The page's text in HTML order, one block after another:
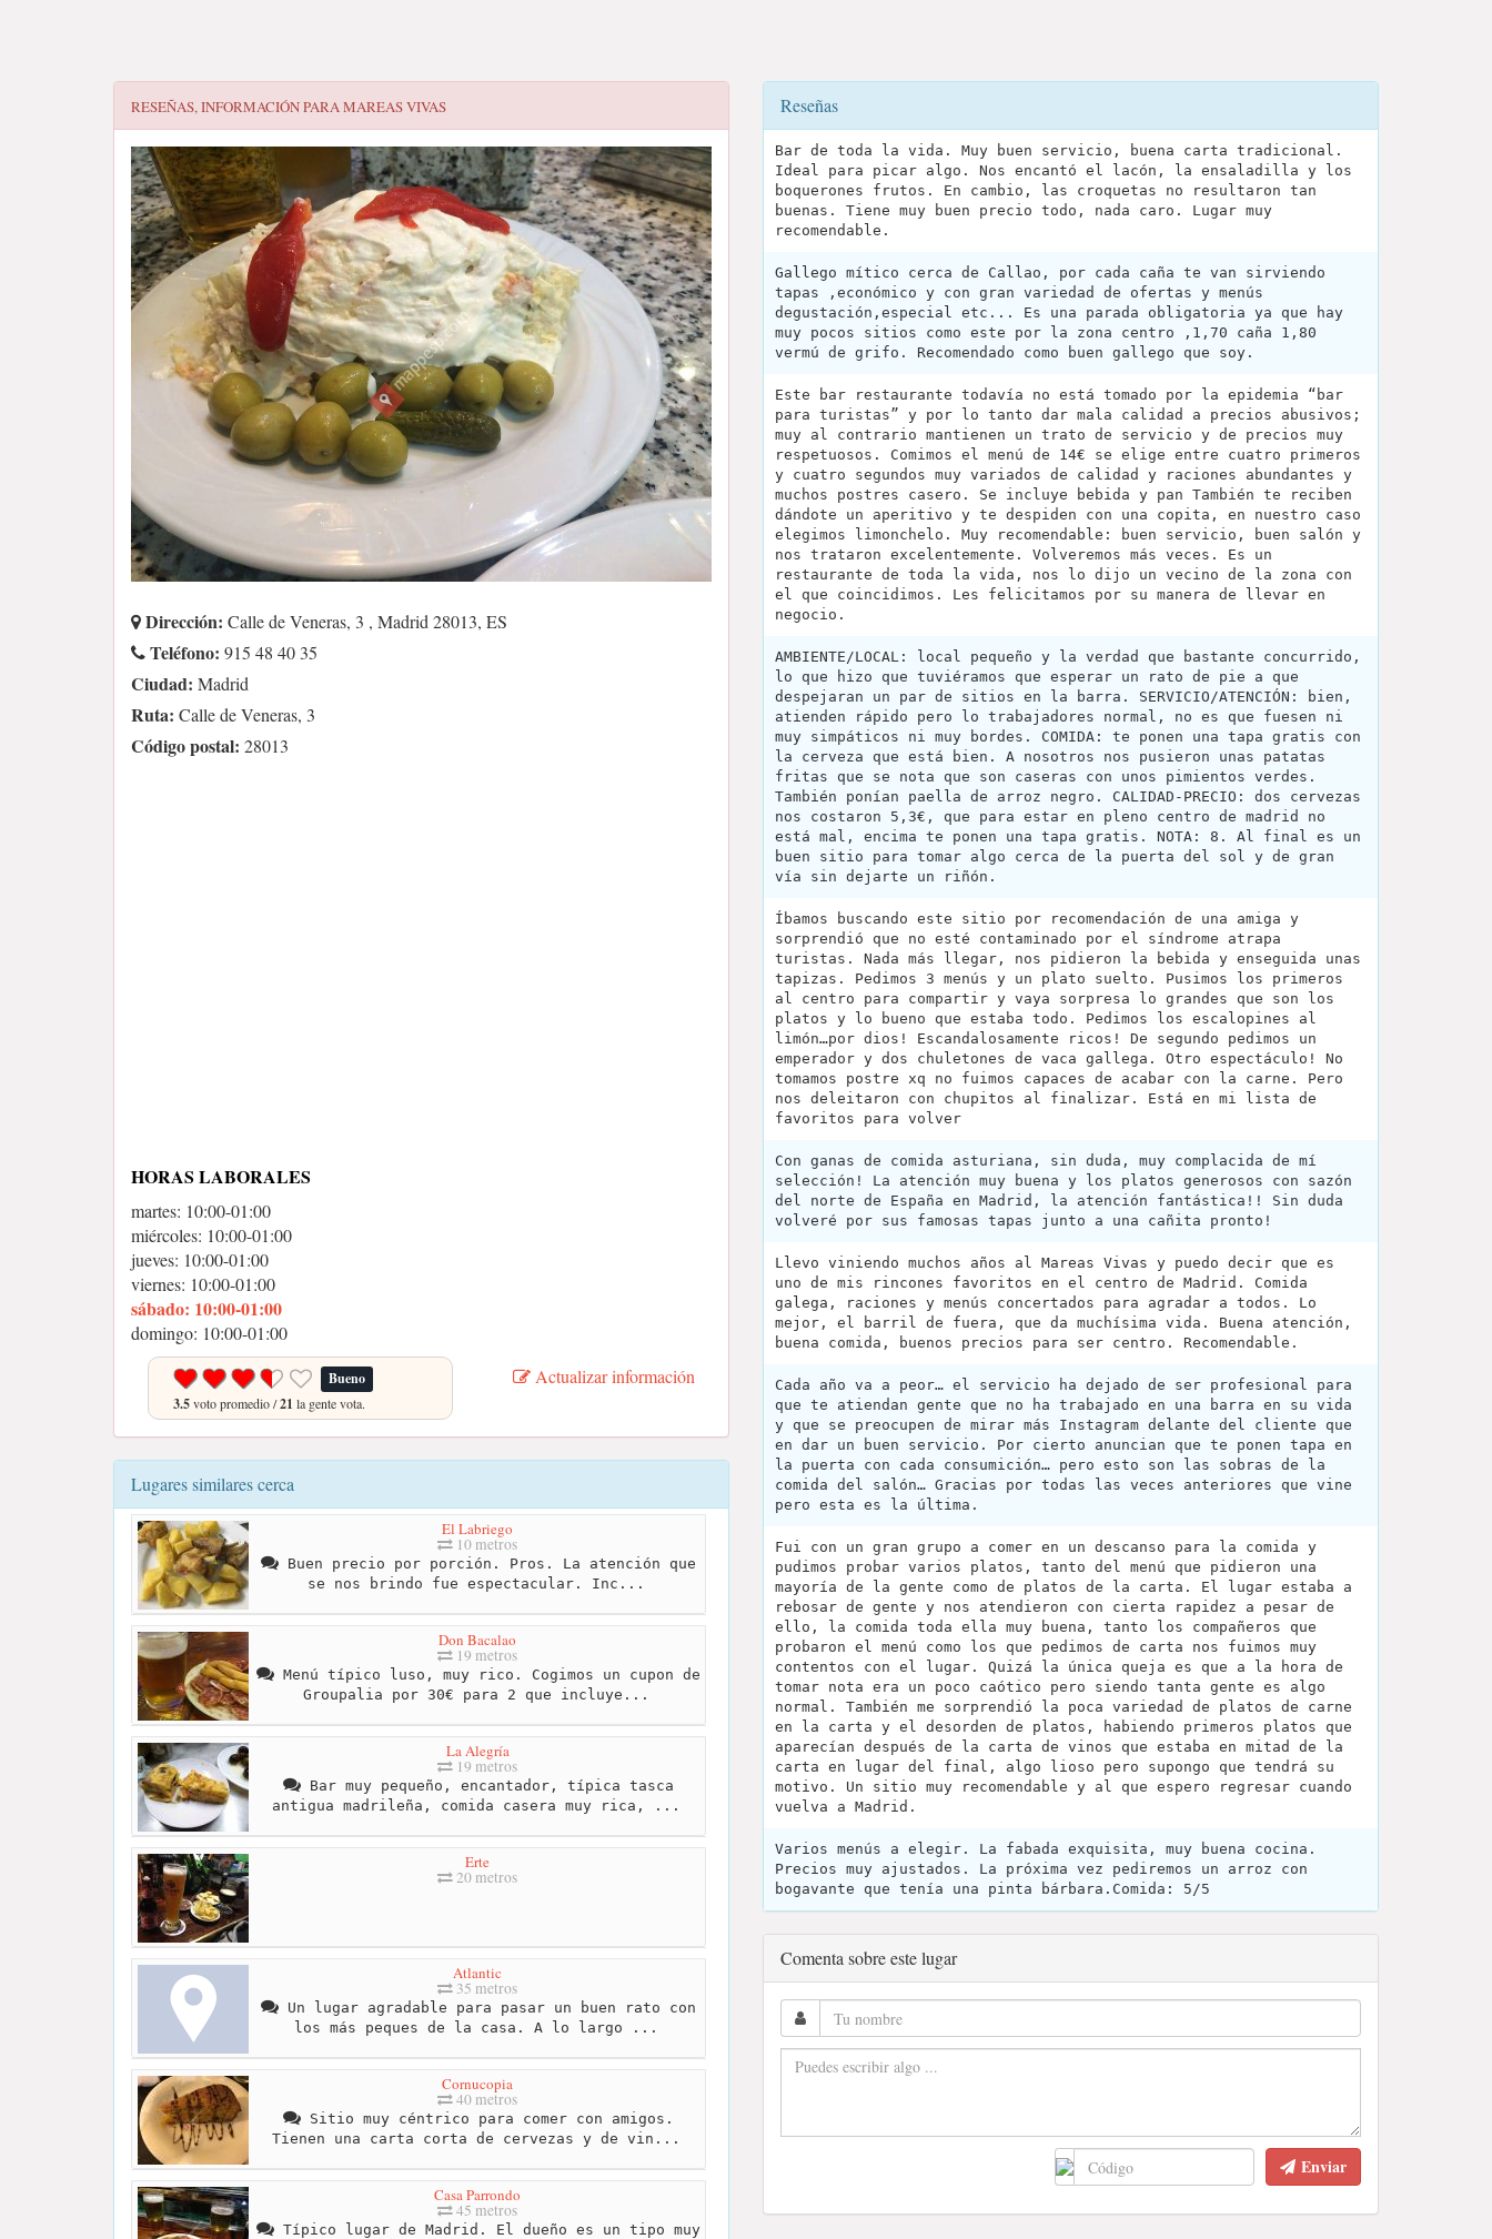
RESEÑAS, INFORMACIÓN PARAMAREAS VIVAS
Dirección: Calle de Veneras, 3 , Madrid 28013, ES
Teléfono: 915 48 40 35
Ciudad: Madrid
Ruta: Calle de Veneras, 3
Código postal: 28013
HORAS LABORALES
martes: 10:00-01:00
miércoles: 10:00-01:00
jueves: 10:00-01:00
viernes: 10:00-01:00
sábado: 10:00-01:00
domingo: 10:00-01:00
Bueno
3.5voto promedio /21 la gente vota.
Actualizar información
Lugares similares cerca
El Labriego
10 metros
Buen precio por porción. Pros. La atención que
se nos brindo fue espectacular. Inc...
Don Bacalao
19 metros
Menú típico luso, muy rico. Cogimos un cupon de
Groupalia por 30€ para 2 que incluye...
La Alegría
19 metros
Bar muy pequeño, encantador, típica tasca
antigua madrileña, comida casera muy rica, ...
Erte
20 metros
Atlantic
35 metros
Un lugar agradable para pasar un buen rato con
los más peques de la casa. A lo largo ...
Cornucopia
40 metros
Sitio muy céntrico para comer con amigos.
Tienen una carta corta de cervezas y de vin...
Casa Parrondo
45 metros
Típico lugar de Madrid. El dueño es un tipo muy
Reseñas
Bar de toda la vida. Muy buen servicio, buena carta tradicional.
Ideal para picar algo. Nos encantó el lacón, la ensaladilla y los
boquerones frutos. En cambio, las croquetas no resultaron tan
buenas. Tiene muy buen precio todo, nada caro. Lugar muy
recomendable.
Gallego mítico cerca de Callao, por cada caña te van sirviendo
tapas ,económico y con gran variedad de ofertas y menús
degustación,especial etc... Es una parada obligatoria ya que hay
muy pocos sitios como este por la zona centro ,1,70 caña 1,80
vermú de grifo. Recomendado como buen gallego que soy.
Este bar restaurante todavía no está tomado por la epidemia “bar
para turistas” y por lo tanto dar mala calidad a precios abusivos;
muy al contrario mantienen un trato de servicio y de precios muy
respetuosos. Comimos el menú de 14€ se elige entre cuatro primeros
y cuatro segundos muy variados de calidad y raciones abundantes y
muchos postres casero. Se incluye bebida y pan También te reciben
dándote un aperitivo y te despiden con una copita, en nuestro caso
elegimos limonchelo. Muy recomendable: buen servicio, buen salón y
nos trataron excelentemente. Volveremos más veces. Es un
restaurante de toda la vida, nos lo dijo un vecino de la zona con
el que coincidimos. Les felicitamos por su manera de llevar en
negocio.
AMBIENTE/LOCAL: local pequeño y la verdad que bastante concurrido,
lo que hizo que tuviéramos que esperar un rato de pie a que
despejaran un par de sitios en la barra. SERVICIO/ATENCIÓN: bien,
atienden rápido pero lo trabajadores normal, no es que fuesen ni
muy simpáticos ni muy bordes. COMIDA: te ponen una tapa gratis con
la cerveza que está bien. A nosotros nos pusieron unas patatas
fritas que se nota que son caseras con unos pimientos verdes.
También ponían paella de arroz negro. CALIDAD-PRECIO: dos cervezas
nos costaron 5,3€, que para estar en pleno centro de madrid no
está mal, encima te ponen una tapa gratis. NOTA: 8. Al final es un
buen sitio para tomar algo cerca de la puerta del sol y de gran
vía sin dejarte un riñón.
Íbamos buscando este sitio por recomendación de una amiga y
sorprendió que no esté contaminado por el síndrome atrapa
turistas. Nada más llegar, nos pidieron la bebida y enseguida unas
tapizas. Pedimos 3 menús y un plato suelto. Pusimos los primeros
al centro para compartir y vaya sorpresa lo grandes que son los
platos y lo bueno que estaba todo. Pedimos los escalopines al
limón…por dios! Escandalosamente ricos! De segundo pedimos un
emperador y dos chuletones de vaca gallega. Otro espectáculo! No
tomamos postre xq no fuimos capaces de acabar con la carne. Pero
nos deleitaron con chupitos al finalizar. Está en mi lista de
favoritos para volver
Con ganas de comida asturiana, sin duda, muy complacida de mí
selección! La atención muy buena y los platos generosos con sazón
del norte de España en Madrid, la atención fantástica!! Sin duda
volveré por sus famosas tapas junto a una cañita pronto!
Llevo viniendo muchos años al Mareas Vivas y puedo decir que es
uno de mis rincones favoritos en el centro de Madrid. Comida
galega, raciones y menús concertados para agradar a todos. Lo
mejor, el barril de fuera, que da muchísima vida. Buena atención,
buena comida, buenos precios para ser centro. Recomendable.
Cada año va a peor… el servicio ha dejado de ser profesional para
que te atiendan gente que no ha trabajado en una barra en su vida
y que se preocupen de mirar más Instagram delante del cliente que
en dar un buen servicio. Por cierto anuncian que te ponen tapa en
la puerta con cada consumición… pero esto son las sobras de la
comida del salón… Gracias por todas las veces anteriores que vine
pero esta es la última.
Fui con un gran grupo a comer en un descanso para la comida y
pudimos probar varios platos, tanto del menú que pidieron una
mayoría de la gente como de platos de la carta. El lugar estaba a
rebosar de gente y nos atendieron con cierta rapidez a pesar de
ello, la comida toda ella muy buena, tanto los compañeros que
probaron el menú como los que pedimos de carta nos fuimos muy
contentos con el lugar. Quizá la única queja es que a la hora de
tomar nota era un poco caótico pero siendo tanta gente es algo
normal. También me sorprendió la poca variedad de platos de carne
en la carta y el desorden de platos, habiendo primeros platos que
aparecían después de la carta de vinos que estaba en mitad de la
carta en lugar del final, algo lioso pero supongo que tendrá su
motivo. Un sitio muy recomendable y al que espero regresar cuando
vuelva a Madrid.
Varios menús a elegir. La fabada exquisita, muy buena cocina.
Precios muy ajustados. La próxima vez pediremos un arroz con
bogavante que tenía una pinta bárbara.Comida: 5/5
Comenta sobre este lugar
Enviar